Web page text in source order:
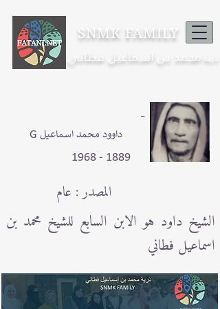
SNMK FAMILY
ذرية محمد بن اسماعيل فطاني
G داوود محمد اسماعيل
-
1889 - 1968
المصدر : عام
الشيخ داود هو الابن السابع للشيخ محمد بن
اسماعيل فطاني